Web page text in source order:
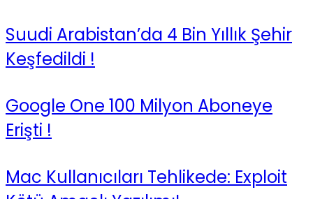
Suudi Arabistan’da 4 Bin Yıllık Şehir
Keşfedildi !
Google One 100 Milyon Aboneye
Erişti !
Mac Kullanıcıları Tehlikede: Exploit